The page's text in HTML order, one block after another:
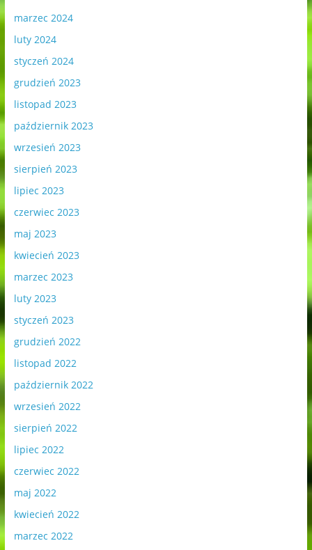
marzec 2024
luty 2024
styczeń 2024
grudzień 2023
listopad 2023
październik 2023
wrzesień 2023
sierpień 2023
lipiec 2023
czerwiec 2023
maj 2023
kwiecień 2023
marzec 2023
luty 2023
styczeń 2023
grudzień 2022
listopad 2022
październik 2022
wrzesień 2022
sierpień 2022
lipiec 2022
czerwiec 2022
maj 2022
kwiecień 2022
marzec 2022